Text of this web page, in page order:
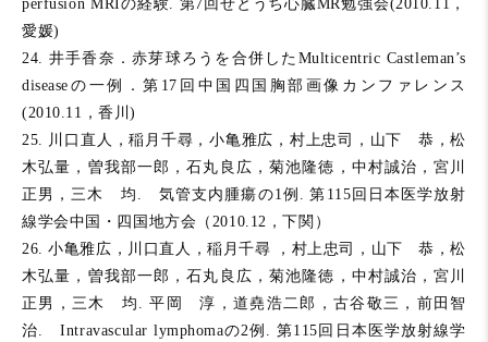
perfusion MRIの経験. 第7回せとうち心臓MR勉強会(2010.11，
愛媛)
24. 井手香奈．赤芽球ろうを合併したMulticentric Castleman’s
diseaseの一例．第17回中国四国胸部画像カンファレンス
(2010.11，香川)
25. 川口直人，稲月千尋，小亀雅広，村上忠司，山下 恭，松
木弘量，曽我部一郎，石丸良広，菊池隆徳，中村誠治，宮川
正男，三木 均. 気管支内腫瘍の1例. 第115回日本医学放射
線学会中国・四国地方会（2010.12，下関）
26. 小亀雅広，川口直人，稲月千尋 ，村上忠司，山下 恭，松
木弘量，曽我部一郎，石丸良広，菊池隆徳，中村誠治，宮川
正男，三木 均. 平岡 淳，道堯浩二郎，古谷敬三，前田智
治. Intravascular lymphomaの2例. 第115回日本医学放射線学